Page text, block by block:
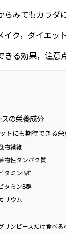
みてもカラダ
ク，ダイエッ
る効果，注意
の栄養成分
トにも期待できる
物繊維
物性タンパク質
タミンB群
タミンB群
リウム
リンピースだけ食べる